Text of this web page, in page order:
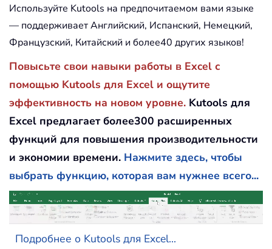
Используйте Kutools на предпочитаемом вами языке
— поддерживает Английский, Испанский, Немецкий,
Французский, Китайский и более40 других языков!
Повысьте свои навыки работы в Excel с
помощью Kutools для Excel и ощутите
эффективность на новом уровне. Kutools для
Excel предлагает более300 расширенных
функций для повышения производительности
и экономии времени. Нажмите здесь, чтобы
выбрать функцию, которая вам нужнее всего...
Подробнее о Kutools для Excel...